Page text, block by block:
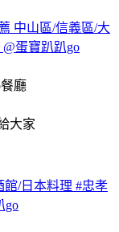
中山區/信義區/大
蛋寶趴趴go
大家
/日本料理 #忠孝
go